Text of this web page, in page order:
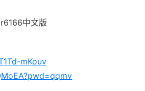
中文版
mKouv